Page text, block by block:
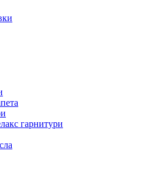
гарнитури